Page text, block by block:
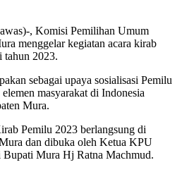
, Komisi Pemilihan Umum
menggelar kegiatan acara kirab
tahun 2023.
sebagai upaya sosialisasi Pemilu
masyarakat di Indonesia
Mura.
Pemilu 2023 berlangsung di
dan dibuka oleh Ketua KPU
Mura Hj Ratna Machmud.